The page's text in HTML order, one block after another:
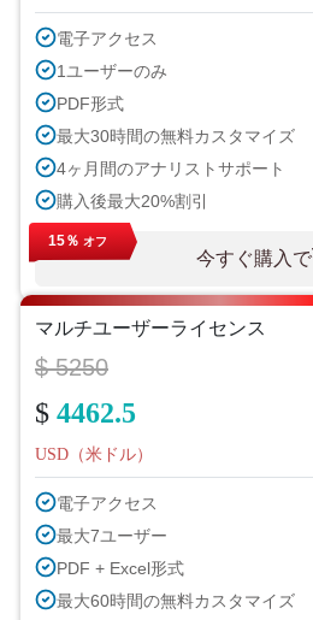
電子アクセス
1ユーザーのみ
PDF形式
最大30時間の無料カスタマイズ
4ヶ月間のアナリストサポート
購入後最大20%割引
今すぐ購入で
15％ オフ
マルチユーザーライセンス
$ 5250
$ 4462.5
USD（米ドル）
電子アクセス
最大7ユーザー
PDF + Excel形式
最大60時間の無料カスタマイズ